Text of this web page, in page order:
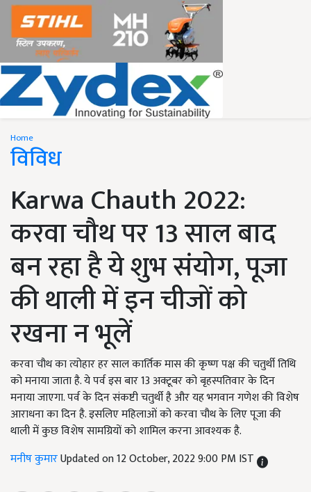
Home
विविध
Karwa Chauth 2022:
करवा चौथ पर 13 साल बाद
बन रहा है ये शुभ संयोग, पूजा
की थाली में इन चीजों को
रखना न भूलें
करवा चौथ का त्योहार हर साल कार्तिक मास की कृष्ण पक्ष की चतुर्थी तिथि
को मनाया जाता है. ये पर्व इस बार 13 अक्टूबर को बृहस्पतिवार के दिन
मनाया जाएगा. पर्व के दिन संकष्टी चतुर्थी है और यह भगवान गणेश की विशेष
आराधना का दिन है. इसलिए महिलाओं को करवा चौथ के लिए पूजा की
थाली में कुछ विशेष सामग्रियों को शामिल करना आवश्यक है.
मनीष कुमारUpdated on 12 October, 2022 9:00 PM IST